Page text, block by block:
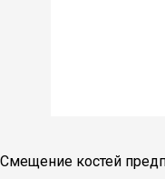
Смещение костей